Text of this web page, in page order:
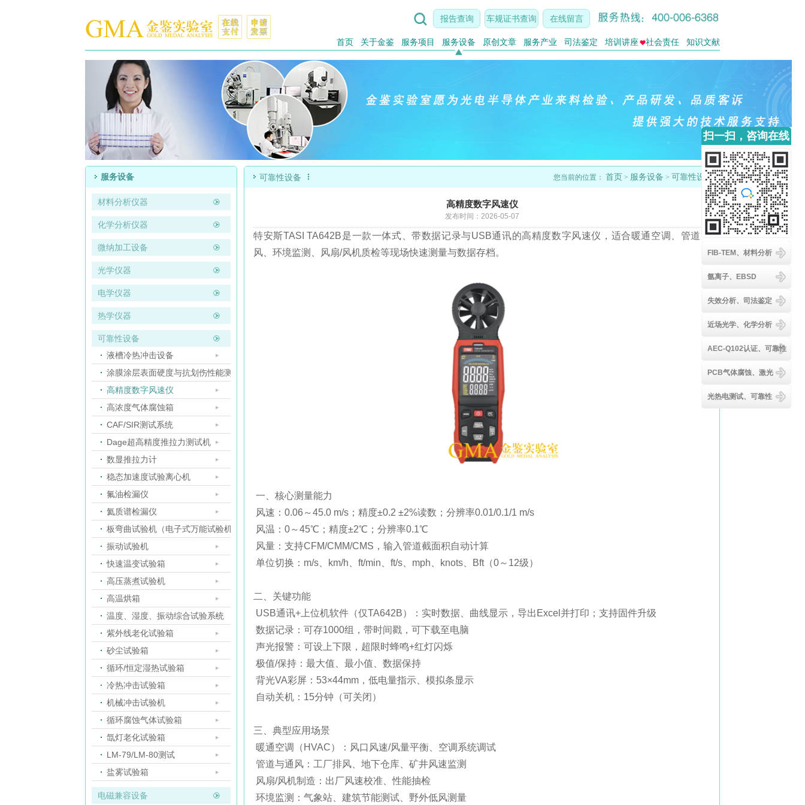
在线留言
车规证书查询
报告查询

首页 关于金鉴 服务项目 服务设备 原创文章 服务产业 司法鉴定 培训讲座 社会责任 知识文献
服务设备
材料分析仪器
化学分析仪器
微纳加工设备
光学仪器
电学仪器
热学仪器
可靠性设备
液槽冷热冲击设备
涂膜涂层表面硬度与抗划伤性能测试仪
高精度数字风速仪
高浓度气体腐蚀箱
CAF/SIR测试系统
Dage超高精度推拉力测试机
数显推拉力计
稳态加速度试验离心机
氟油检漏仪
氦质谱检漏仪
板弯曲试验机（电子式万能试验机）
振动试验机
快速温变试验箱
高压蒸煮试验机
高温烘箱
温度、湿度、振动综合试验系统
紫外线老化试验箱
砂尘试验箱
循环/恒定湿热试验箱
冷热冲击试验箱
机械冲击试验机
循环腐蚀气体试验箱
氙灯老化试验箱
LM-79/LM-80测试
盐雾试验箱
电磁兼容设备
可靠性设备  您当前的位置： 首页 > 服务设备 > 可靠性设备
高精度数字风速仪
发布时间：2026-05-07
特安斯TASI TA642B是一款一体式、带数据记录与USB通讯的高精度数字风速仪，适合暖通空调、管道通
风、环境监测、风扇/风机质检等现场快速测量与数据存档。
一、核心测量能力
风速：0.06～45.0 m/s；精度±0.2 ±2%读数；分辨率0.01/0.1/1 m/s
风温：0～45℃；精度±2℃；分辨率0.1℃
风量：支持CFM/CMM/CMS，输入管道截面积自动计算
单位切换：m/s、km/h、ft/min、ft/s、mph、knots、Bft（0～12级）
二、关键功能
USB通讯+上位机软件（仅TA642B）：实时数据、曲线显示，导出Excel并打印；支持固件升级
数据记录：可存1000组，带时间戳，可下载至电脑
声光报警：可设上下限，超限时蜂鸣+红灯闪烁
极值/保持：最大值、最小值、数据保持
背光VA彩屏：53×44mm，低电量指示、模拟条显示
自动关机：15分钟（可关闭）
三、典型应用场景
暖通空调（HVAC）：风口风速/风量平衡、空调系统调试
管道与通风：工厂排风、地下仓库、矿井风速监测
风扇/风机制造：出厂风速校准、性能抽检
环境监测：气象站、建筑节能测试、野外低风测量
扫一扫，咨询在线
客服
FIB-TEM、材料分析
氩离子、EBSD
失效分析、司法鉴定
近场光学、化学分析
AEC-Q102认证、可靠性
PCB气体腐蚀、激光
光热电测试、可靠性